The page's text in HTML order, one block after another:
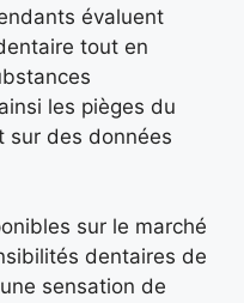
évaluent
tout en
les pièges du
sur des données
sur le marché
dentaires de
sensation de